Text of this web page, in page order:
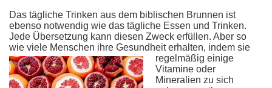
Das tägliche Trinken aus dem biblischen Brunnen ist
ebenso notwendig wie das tägliche Essen und Trinken.
Jede Übersetzung kann diesen Zweck erfüllen. Aber so
wie viele Menschen ihre Gesundheit erhalten, indem sie
regelmäßig einige
Vitamine oder
Mineralien zu sich